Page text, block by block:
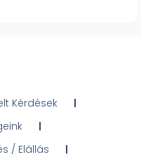
Kérdések
/ Elállás